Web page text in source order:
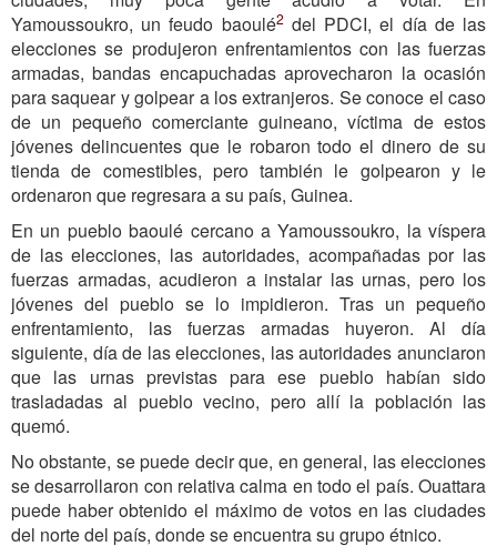
Yamoussoukro, un feudo baoulé2 del PDCI, el día de las
elecciones se produjeron enfrentamientos con las fuerzas
armadas, bandas encapuchadas aprovecharon la ocasión
para saquear y golpear a los extranjeros. Se conoce el caso
de un pequeño comerciante guineano, víctima de estos
jóvenes delincuentes que le robaron todo el dinero de su
tienda de comestibles, pero también le golpearon y le
ordenaron que regresara a su país, Guinea.
En un pueblo baoulé cercano a Yamoussoukro, la víspera
de las elecciones, las autoridades, acompañadas por las
fuerzas armadas, acudieron a instalar las urnas, pero los
jóvenes del pueblo se lo impidieron. Tras un pequeño
enfrentamiento, las fuerzas armadas huyeron. Al día
siguiente, día de las elecciones, las autoridades anunciaron
que las urnas previstas para ese pueblo habían sido
trasladadas al pueblo vecino, pero allí la población las
quemó.
No obstante, se puede decir que, en general, las elecciones
se desarrollaron con relativa calma en todo el país. Ouattara
puede haber obtenido el máximo de votos en las ciudades
del norte del país, donde se encuentra su grupo étnico.